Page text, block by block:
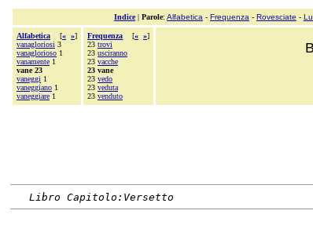
Indice| Parole: Alfabetica - Frequenza - Rovesciate -
Alfabetica [« »]
vanagloriosi 3
vanaglorioso 1
vanamente 1
vane 23
vaneggi 1
vaneggiano 1
vaneggiare 1
Frequenza [« »]
23 trovi
23 usciranno
23 vacche
23 vane
23 vedo
23 veduta
23 venduto
Libro Capitolo:Versetto